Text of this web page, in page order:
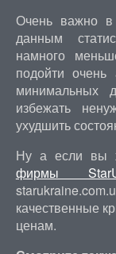
Очень важно в
данным
намного
подойти
минимальных
избежать
ухудшить
Ну а если вы
фирмы
качественные
ценам.